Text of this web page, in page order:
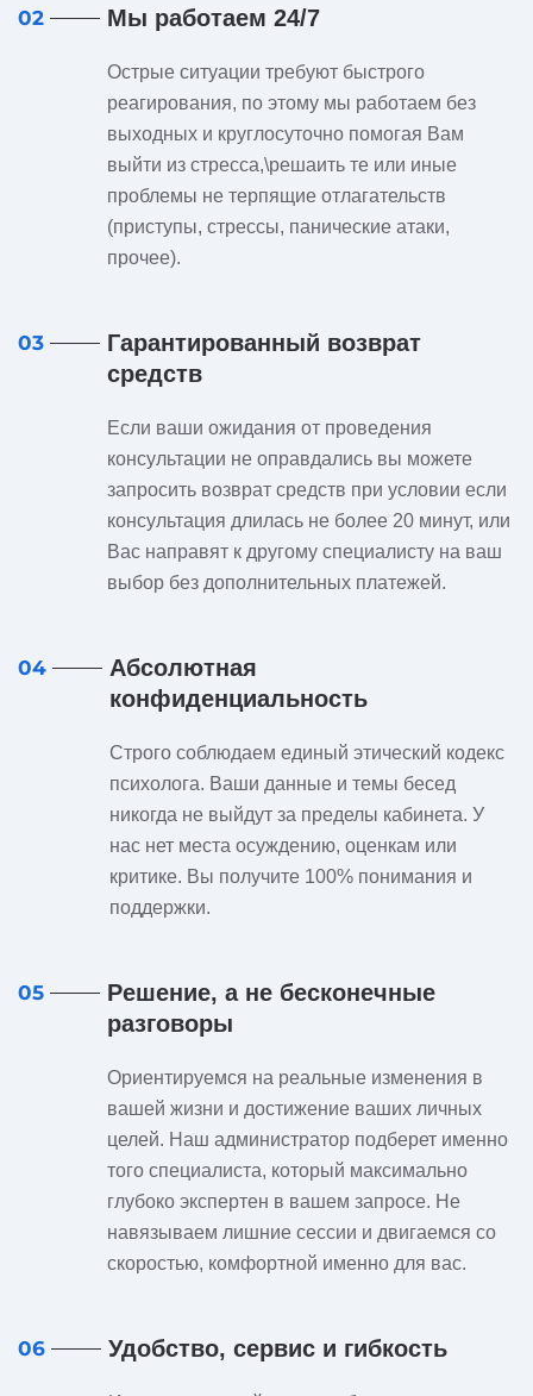
02 Мы работаем 24/7
Острые ситуации требуют быстрого
реагирования, по этому мы работаем без
выходных и круглосуточно помогая Вам
выйти из стресса,\решаить те или иные
проблемы не терпящие отлагательств
(приступы, стрессы, панические атаки,
прочее).
03
Гарантированный возврат
средств
Если ваши ожидания от проведения
консультации не оправдались вы можете
запросить возврат средств при условии если
консультация длилась не более 20 минут, или
Вас направят к другому специалисту на ваш
выбор без дополнительных платежей.
04
Абсолютная
конфиденциальность
Строго соблюдаем единый этический кодекс
психолога. Ваши данные и темы бесед
никогда не выйдут за пределы кабинета. У
нас нет места осуждению, оценкам или
критике. Вы получите 100% понимания и
поддержки.
05
Решение, а не бесконечные
разговоры
Ориентируемся на реальные изменения в
вашей жизни и достижение ваших личных
целей. Наш администратор подберет именно
того специалиста, который максимально
глубоко экспертен в вашем запросе. Не
навязываем лишние сессии и двигаемся со
скоростью, комфортной именно для вас.
06 Удобство, сервис и гибкость